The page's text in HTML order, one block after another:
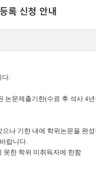
록 신청 안내
다
논문제출기한(수료 후 석사 4
나 기한 내에 학위논문을 완
랍니다.
못한 학위 미취득자에 한함